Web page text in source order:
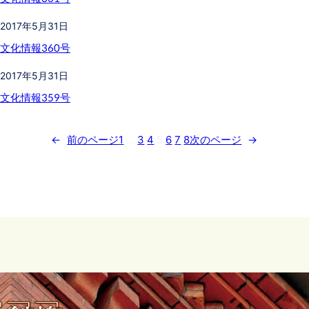
2017年5月31日
文化情報360号
2017年5月31日
文化情報359号
← 前のページ1 3 4 6 7 8次のページ →